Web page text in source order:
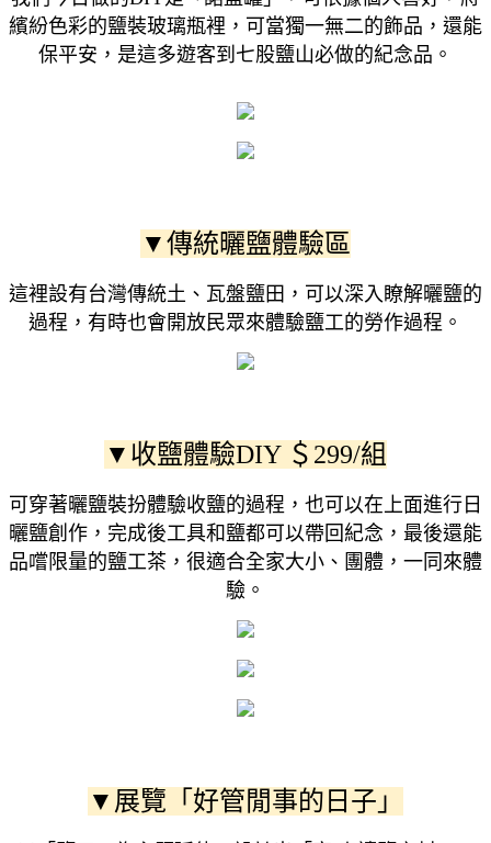
繽紛色彩的鹽裝玻璃瓶裡，可當獨一無二的飾品，還能
保平安，是這多遊客到七股鹽山必做的紀念品。
▼傳統曬鹽體驗區
這裡設有台灣傳統土、瓦盤鹽田，可以深入瞭解曬鹽的
過程，有時也會開放民眾來體驗鹽工的勞作過程。
▼收鹽體驗DIY ＄299/組
可穿著曬鹽裝扮體驗收鹽的過程，也可以在上面進行日
曬鹽創作，完成後工具和鹽都可以帶回紀念，最後還能
品嚐限量的鹽工茶，很適合全家大小、團體，一同來體
驗。
▼展覽「好管閒事的日子」